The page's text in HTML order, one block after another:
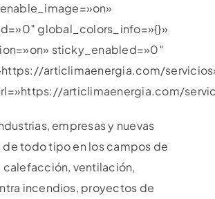
global_colors_info=»{}»
sticky_enabled=»0″
articlimaenergia.com/
articlimaenergia.com/
empresas y nuevas
todo tipo en los campos de
ventilación,
incendios, proyectos de